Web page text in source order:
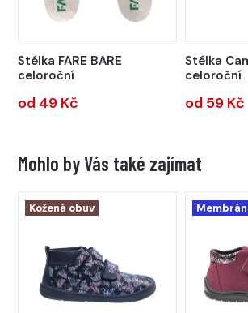
Stélka FARE BARE
celoroční
od 49 Kč
Stélka
celoroční
od 59 Kč
Mohlo by Vás také zajímat
Kožená obuv